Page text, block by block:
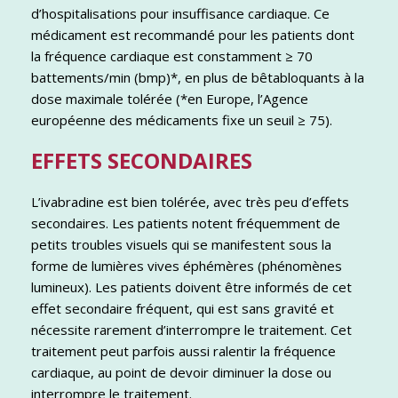
d’hospitalisations pour insuffisance cardiaque. Ce
médicament est recommandé pour les patients dont
la fréquence cardiaque est constamment ≥ 70
battements/min (bmp)*, en plus de bêtabloquants à la
dose maximale tolérée (*en Europe, l’Agence
européenne des médicaments fixe un seuil ≥ 75).
EFFETS SECONDAIRES
L’ivabradine est bien tolérée, avec très peu d’effets
secondaires. Les patients notent fréquemment de
petits troubles visuels qui se manifestent sous la
forme de lumières vives éphémères (phénomènes
lumineux). Les patients doivent être informés de cet
effet secondaire fréquent, qui est sans gravité et
nécessite rarement d’interrompre le traitement. Cet
traitement peut parfois aussi ralentir la fréquence
cardiaque, au point de devoir diminuer la dose ou
interrompre le traitement.